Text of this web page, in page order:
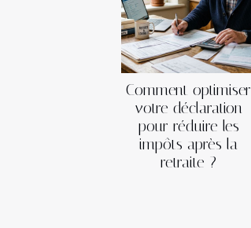
Comment optimiser
votre déclaration
pour réduire les
impôts après la
retraite ?